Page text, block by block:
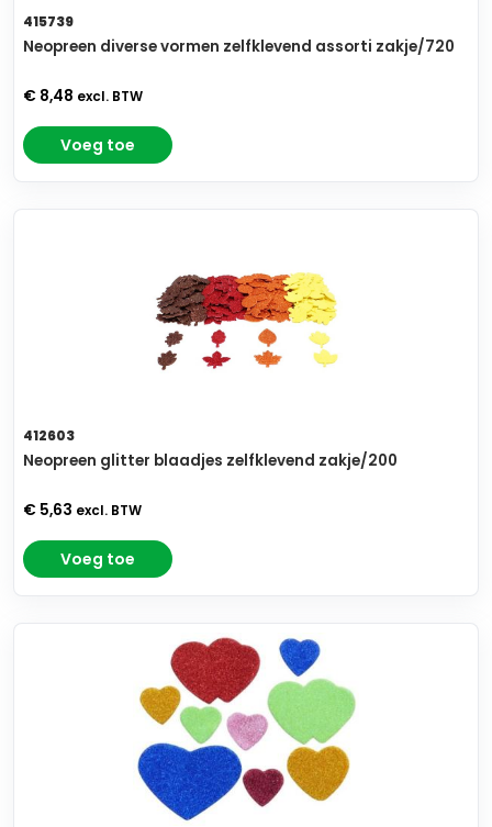
415739
Neopreen diverse vormen zelfklevend assorti zakje/720
€ 8,48 excl. BTW
Voeg toe
412603
Neopreen glitter blaadjes zelfklevend zakje/200
€ 5,63 excl. BTW
Voeg toe